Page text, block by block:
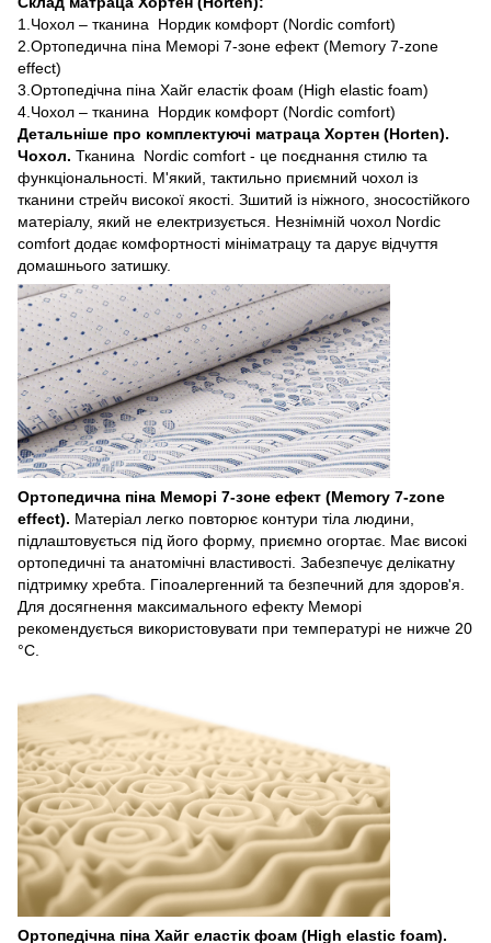
1.Чохол – тканина Нордик комфорт (Nordic comfort)
2.Ортопедична піна Меморі 7-зоне ефект (Memory 7-zone
effect)
3.Ортопедічна піна Хайг еластік фоам (High elastic foam)
4.Чохол – тканина Нордик комфорт (Nordic comfort)
Детальніше про комплектуючі матраца Хортен (Horten).
Чохол. Тканина Nordic comfort - це поєднання стилю та
функціональності. М'який, тактильно приємний чохол із
тканини стрейч високої якості. Зшитий із ніжного, зносостійкого
матеріалу, який не електризується. Незнімній чохол Nordic
comfort додає комфортності мініматрацу та дарує відчуття
домашнього затишку.
Ортопедична піна Меморі 7-зоне ефект (Memory 7-zone
effect). Матеріал легко повторює контури тіла людини,
підлаштовується під його форму, приємно огортає. Має високі
ортопедичні та анатомічні властивості. Забезпечує делікатну
підтримку хребта. Гіпоалергенний та безпечний для здоров'я.
Для досягнення максимального ефекту Меморі
рекомендується використовувати при температурі не нижче 20
°С.
Ортопедічна піна Хайг еластік фоам (High elastic foam).